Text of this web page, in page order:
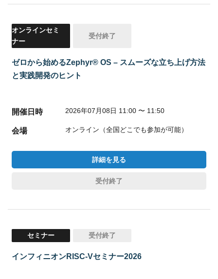
オンラインセミ
ナー
受付終了
ゼロから始めるZephyr® OS – スムーズな立ち上げ方法
と実践開発のヒント
開催日時 2026年07月08日 11:00 〜 11:50
会場 オンライン（全国どこでも参加が可能）
詳細を見る
受付終了
セミナー 受付終了
インフィニオンRISC-Vセミナー2026